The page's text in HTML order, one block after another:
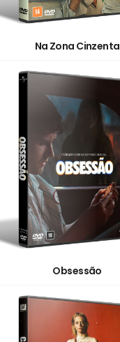
Na Zona Cinzenta
Obsessão